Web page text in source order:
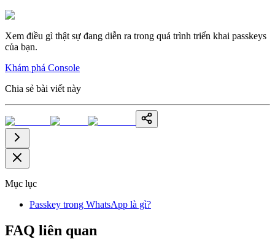
Xem điều gì thật sự đang diễn ra trong quá trình triển khai passkeys
của bạn.
Khám phá Console
Chia sẻ bài viết này
Mục lục
Passkey trong WhatsApp là gì?
FAQ liên quan